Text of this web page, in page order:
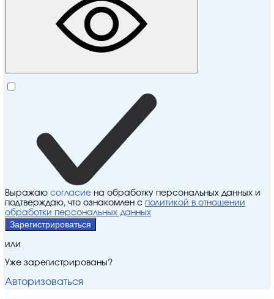
Выражаю согласие на обработку персональных данных и
подтверждаю, что ознакомлен с политикой в отношении
обработки персональных данных
Зарегистрироваться
или
Уже зарегистрированы?
Авторизоваться